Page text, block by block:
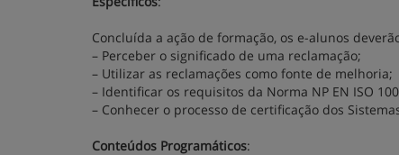
Concluída a ação de formação, os e-alunos
– Perceber o significado de uma reclamação;
– Utilizar as reclamações como fonte de melhoria;
– Identificar os requisitos da Norma NP EN ISO
– Conhecer o processo de certificação dos
Conteúdos Programáticos: